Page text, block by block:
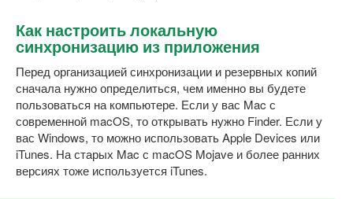
Как настроить локальную
синхронизацию из приложения
Перед организацией синхронизации и резервных копий
сначала нужно определиться, чем именно вы будете
пользоваться на компьютере. Если у вас Mac с
современной macOS, то открывать нужно Finder. Если у
вас Windows, то можно использовать Apple Devices или
iTunes. На старых Mac с macOS Mojave и более ранних
версиях тоже используется iTunes.